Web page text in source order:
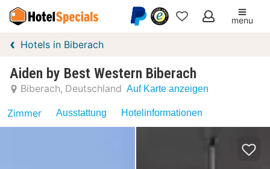
Meine
menu
Hotels in Biberach
Aiden by Best Western Biberach
Biberach Deutschland Auf Karte anzeigen
Zimmer Ausstattung Hotelinformationen